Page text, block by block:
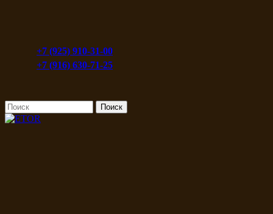
+7 (925) 910-31-00
+7 (916) 630-71-25